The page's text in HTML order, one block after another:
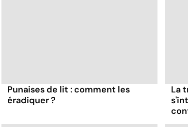
Punaises de lit : comment les
éradiquer ?
La